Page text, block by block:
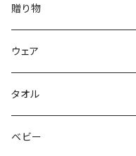
DON'T SLEEP
FreshService
N.HOOLYWOOD
Hippopotamus
贈り物
母の日ギフト
出産祝い
〜5,000円
結婚祝い
ウェア
メンズウェア
レディースウェア
タオル
タオル
ベビー